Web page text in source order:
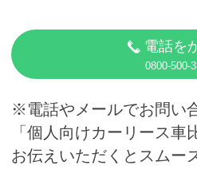
電話を
0800-500-
※電話やメールでお問い
「個人向けカーリース車
お伝えいただくとスムー